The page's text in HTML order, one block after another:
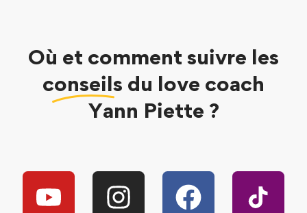
Où et comment suivre les
conseils du love coach
Yann Piette ?